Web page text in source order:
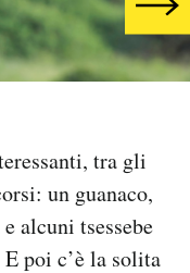
tra gli
un guanaco,
alcuni tsessebe
poi c’è la solita